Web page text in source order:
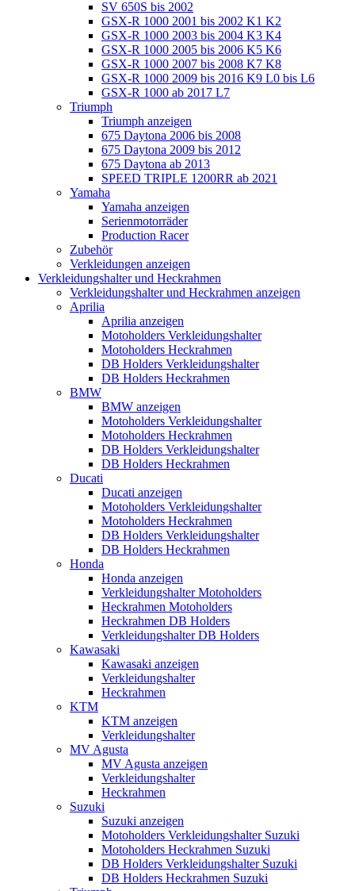
SV 650S bis 2002
GSX-R 1000 2001 bis 2002 K1 K2
GSX-R 1000 2003 bis 2004 K3 K4
GSX-R 1000 2005 bis 2006 K5 K6
GSX-R 1000 2007 bis 2008 K7 K8
GSX-R 1000 2009 bis 2016 K9 L0 bis L6
GSX-R 1000 ab 2017 L7
Triumph
Triumph anzeigen
675 Daytona 2006 bis 2008
675 Daytona 2009 bis 2012
675 Daytona ab 2013
SPEED TRIPLE 1200RR ab 2021
Yamaha
Yamaha anzeigen
Serienmotorräder
Production Racer
Zubehör
Verkleidungen anzeigen
Verkleidungshalter und Heckrahmen
Verkleidungshalter und Heckrahmen anzeigen
Aprilia
Aprilia anzeigen
Motoholders Verkleidungshalter
Motoholders Heckrahmen
DB Holders Verkleidungshalter
DB Holders Heckrahmen
BMW
BMW anzeigen
Motoholders Verkleidungshalter
Motoholders Heckrahmen
DB Holders Verkleidungshalter
DB Holders Heckrahmen
Ducati
Ducati anzeigen
Motoholders Verkleidungshalter
Motoholders Heckrahmen
DB Holders Verkleidungshalter
DB Holders Heckrahmen
Honda
Honda anzeigen
Verkleidungshalter Motoholders
Heckrahmen Motoholders
Heckrahmen DB Holders
Verkleidungshalter DB Holders
Kawasaki
Kawasaki anzeigen
Verkleidungshalter
Heckrahmen
KTM
KTM anzeigen
Verkleidungshalter
MV Agusta
MV Agusta anzeigen
Verkleidungshalter
Heckrahmen
Suzuki
Suzuki anzeigen
Motoholders Verkleidungshalter Suzuki
Motoholders Heckrahmen Suzuki
DB Holders Verkleidungshalter Suzuki
DB Holders Heckrahmen Suzuki